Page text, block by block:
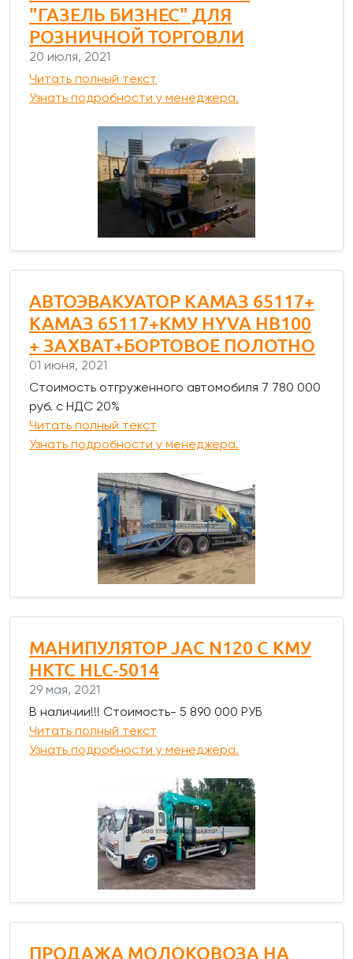
"ГАЗЕЛЬ БИЗНЕС" ДЛЯ
РОЗНИЧНОЙ ТОРГОВЛИ
20 июля, 2021
Читать полный текст
Узнать подробности у менеджера.
АВТОЭВАКУАТОР КАМАЗ 65117+
КАМАЗ 65117+КМУ HYVA HB100
+ ЗАХВАТ+БОРТОВОЕ ПОЛОТНО
01 июня, 2021
Стоимость отгруженного автомобиля 7 780 000
руб. с НДС 20%
Читать полный текст
Узнать подробности у менеджера.
МАНИПУЛЯТОР JAC N120 С КМУ
HKTC HLC-5014
29 мая, 2021
В наличии!!! Стоимость- 5 890 000 РУБ
Читать полный текст
Узнать подробности у менеджера.
ПРОДАЖА МОЛОКОВОЗА НА